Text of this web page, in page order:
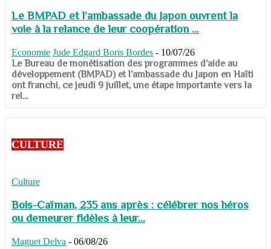
Le BMPAD et l’ambassade du Japon ouvrent la
voie à la relance de leur coopération ...
Economie Jude Edgard Boris Bordes - 10/07/26
​​​​​​​Le Bureau de monétisation des programmes d’aide au
développement (BMPAD) et l’ambassade du Japon en Haïti
ont franchi, ce jeudi 9 juillet, une étape importante vers la
rel...
CULTURE
Culture
Bois-Caïman, 235 ans après : célébrer nos héros
ou demeurer fidèles à leur...
Maguet Delva - 06/08/26